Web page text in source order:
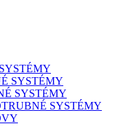
SYSTÉMY
SYSTÉMY
SYSTÉMY